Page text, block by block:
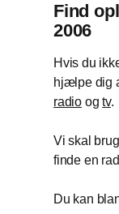
Find
2006
Hvis du
hjælpe dig
radio ogtv.
Vi skal
finde en
Du kan